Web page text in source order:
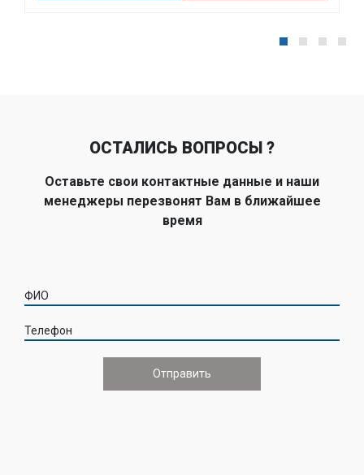
ОСТАЛИСЬ ВОПРОСЫ ?
Оставьте свои контактные данные и наши
менеджеры перезвонят Вам в ближайшее
время
ФИО
Телефон